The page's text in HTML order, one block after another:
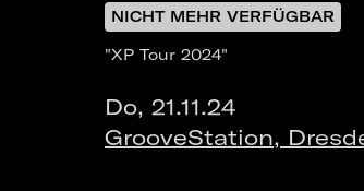
NICHT MEHR VERFÜGBAR
"XP Tour 2024"
Do, 21.11.24
GrooveStation,